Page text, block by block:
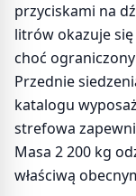
przyciskami na
litrów okazuje
choć
Przednie
katalogu
strefowa
Masa 2 200 kg
właściwą